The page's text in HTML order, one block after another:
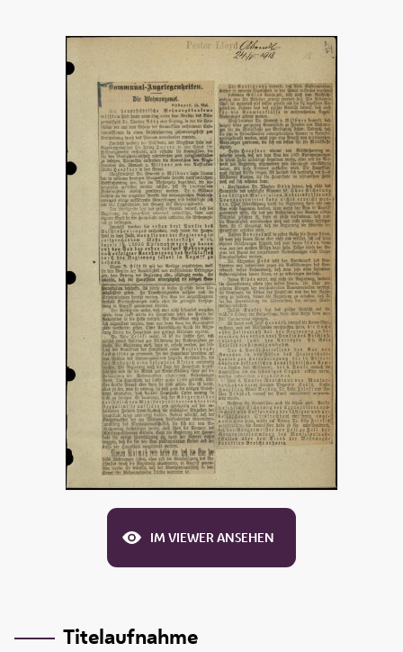
IM VIEWER ANSEHEN
Titelaufnahme